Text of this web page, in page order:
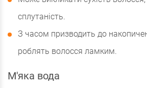
сплутаність.
З часом призводить до
роблять волосся ламким.
М'яка вода